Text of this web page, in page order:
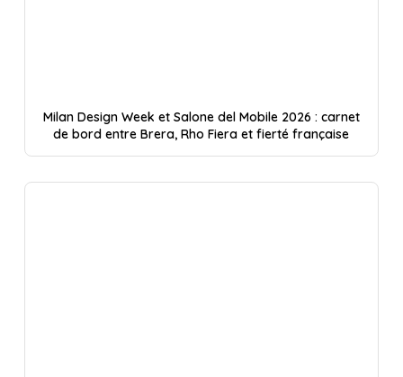
Milan Design Week et Salone del Mobile 2026 : carnet
de bord entre Brera, Rho Fiera et fierté française